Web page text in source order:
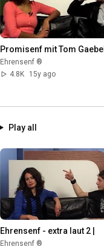
Promisenf mit Tom Gaebel
Ehrensenf ®
4.8K
15y ago
Play all
Ehrensenf - extra laut 2 |
Ehrensenf ®